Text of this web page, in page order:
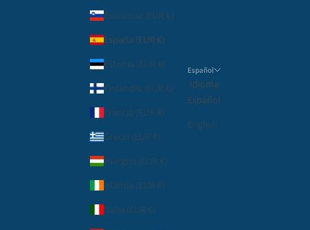
Eslovenia (EUR €)
España (EUR €)
Estonia (EUR €)
Finlandia (EUR €)
Francia (EUR €)
Grecia (EUR €)
Hungría (EUR €)
Irlanda (EUR €)
Italia (EUR €)
Español
Idioma
Español
English